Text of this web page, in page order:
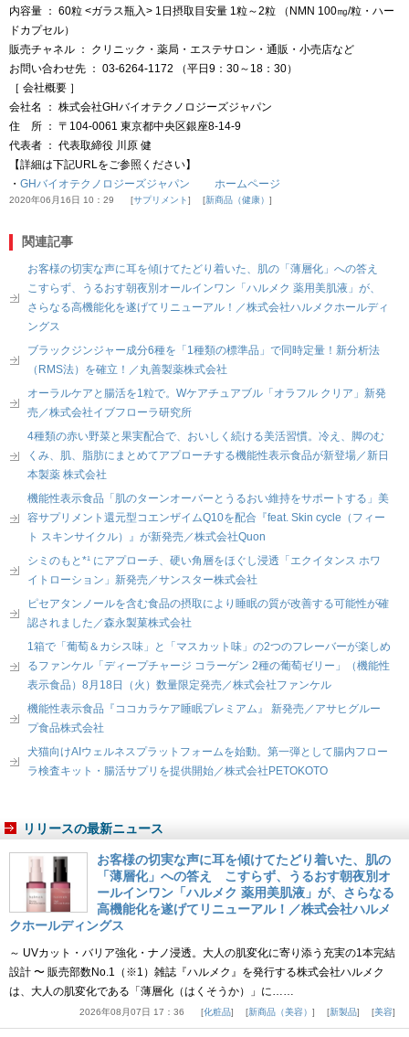
内容量 ： 60粒 <ガラス瓶入> 1日摂取目安量 1粒～2粒 （NMN 100㎎/粒・ハー
ドカプセル）
販売チャネル ： クリニック・薬局・エステサロン・通販・小売店など
お問い合わせ先 ： 03-6264-1172 （平日9：30～18：30）
［ 会社概要 ］
会社名 ： 株式会社GHバイオテクノロジーズジャパン
住 所 ： 〒104-0061 東京都中央区銀座8-14-9
代表者 ： 代表取締役 川原 健
【詳細は下記URLをご参照ください】
・ GHバイオテクノロジーズジャパン ホームページ
2020年06月16日 10：29 サプリメント 新商品（健康）
関連記事
お客様の切実な声に耳を傾けてたどり着いた、肌の「薄層化」への答え
こすらず、うるおす朝夜別オールインワン「ハルメク 薬用美肌液」が、
さらなる高機能化を遂げてリニューアル！／株式会社ハルメクホールディ
ングス
ブラックジンジャー成分6種を「1種類の標準品」で同時定量！新分析法
（RMS法）を確立！／丸善製薬株式会社
オーラルケアと腸活を1粒で。Wケアチュアブル「オラフル クリア」新発
売／株式会社イブフローラ研究所
4種類の赤い野菜と果実配合で、おいしく続ける美活習慣。冷え、脚のむ
くみ、肌、脂肪にまとめてアプローチする機能性表示食品が新登場／新日
本製薬 株式会社
機能性表示食品「肌のターンオーバーとうるおい維持をサポートする」美
容サプリメント還元型コエンザイムQ10を配合『feat. Skin cycle（フィー
ト スキンサイクル）』が新発売／株式会社Quon
シミのもと*¹ にアプローチ、硬い角層をほぐし浸透「エクイタンス ホワ
イトローション」新発売／サンスター株式会社
ピセアタンノールを含む食品の摂取により睡眠の質が改善する可能性が確
認されました／森永製菓株式会社
1箱で「葡萄＆カシス味」と「マスカット味」の2つのフレーバーが楽しめ
るファンケル「ディープチャージ コラーゲン 2種の葡萄ゼリー」（機能性
表示食品）8月18日（火）数量限定発売／株式会社ファンケル
機能性表示食品『ココカラケア睡眠プレミアム』 新発売／アサヒグルー
プ食品株式会社
犬猫向けAIウェルネスプラットフォームを始動。第一弾として腸内フロー
ラ検査キット・腸活サプリを提供開始／株式会社PETOKOTO
リリースの最新ニュース
お客様の切実な声に耳を傾けてたどり着いた、肌の
「薄層化」への答え こすらず、うるおす朝夜別オ
ールインワン「ハルメク 薬用美肌液」が、さらなる
高機能化を遂げてリニューアル！／株式会社ハルメ
クホールディングス
～ UVカット・バリア強化・ナノ浸透。大人の肌変化に寄り添う充実の1本完結
設計 〜 販売部数No.1（※1）雑誌『ハルメク』を発行する株式会社ハルメク
は、大人の肌変化である「薄層化（はくそうか）」に……
2026年08月07日 17：36 化粧品 新商品（美容） 新製品 美容